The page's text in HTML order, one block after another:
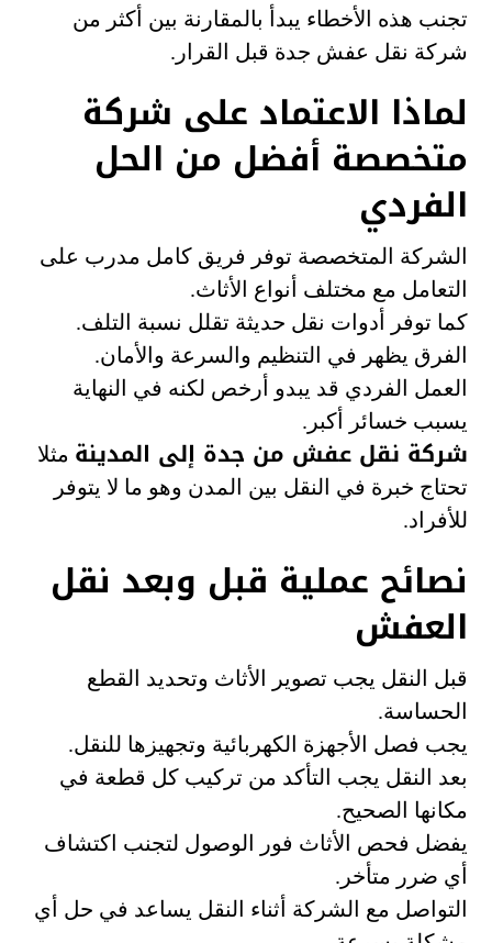
تجنب هذه الأخطاء يبدأ بالمقارنة بين أكثر من
شركة نقل عفش جدة قبل القرار.
لماذا الاعتماد على شركة
متخصصة أفضل من الحل
الفردي
الشركة المتخصصة توفر فريق كامل مدرب على
التعامل مع مختلف أنواع الأثاث.
كما توفر أدوات نقل حديثة تقلل نسبة التلف.
الفرق يظهر في التنظيم والسرعة والأمان.
العمل الفردي قد يبدو أرخص لكنه في النهاية
يسبب خسائر أكبر.
شركة نقل عفش من جدة إلى المدينة مثلا
تحتاج خبرة في النقل بين المدن وهو ما لا يتوفر
للأفراد.
نصائح عملية قبل وبعد نقل
العفش
قبل النقل يجب تصوير الأثاث وتحديد القطع
الحساسة.
يجب فصل الأجهزة الكهربائية وتجهيزها للنقل.
بعد النقل يجب التأكد من تركيب كل قطعة في
مكانها الصحيح.
يفضل فحص الأثاث فور الوصول لتجنب اكتشاف
أي ضرر متأخر.
التواصل مع الشركة أثناء النقل يساعد في حل أي